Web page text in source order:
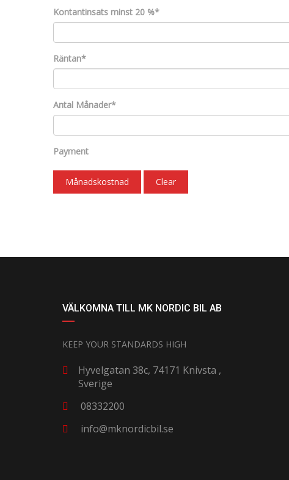
Kontantinsats minst 20 %*
Räntan*
Antal Månader*
Payment
Månadskostnad Clear
VÄLKOMNA TILL MK NORDIC BIL AB
KEEP YOUR STANDARDS HIGH
Hyvelgatan 38c, 74171 Knivsta ,
Sverige
08332200
info@mknordicbil.se